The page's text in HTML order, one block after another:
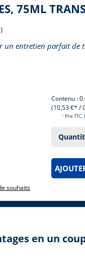
75ML
un entretien parfait de
Contenu :
(10,53 €* /
*Prix
souhaits
en un